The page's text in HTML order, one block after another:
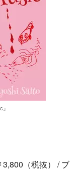
3,800（税抜） / ブ